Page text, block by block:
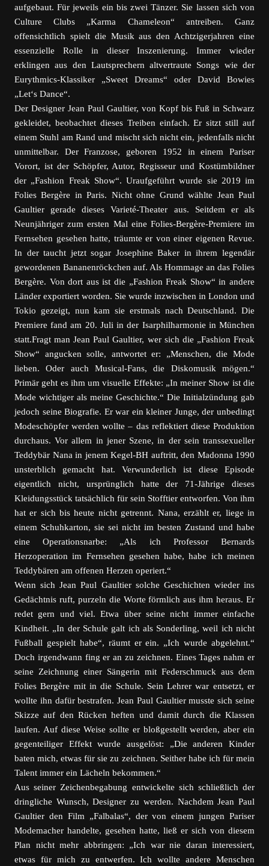
aufgebaut. Für jeweils ein bis zwei Tänzer. Sie lassen sich von
Culture Clubs „Karma Chameleon“ antreiben. Ganz
offensichtlich spielt die Musik aus den Achtzigerjahren eine
essenzielle Rolle in dieser Inszenierung. Immer wieder
erklingen aus den Lautsprechern altvertraute Songs wie der
Eurythmics-Klassiker „Sweet Dreams“ oder David Bowies
„Let‘s Dance“.
Der Designer Jean Paul Gaultier, von Kopf bis Fuß in Schwarz
gekleidet, beobachtet dieses Treiben einfach. Er sitzt still auf
einem Stuhl am Rand und mischt sich nicht ein, jedenfalls nicht
unmittelbar. Der Franzose, geboren 1952 in einem Pariser
Vorort, ist der Schöpfer, Autor, Regisseur und Kostümbildner
der „Fashion Freak Show“. Uraufgeführt wurde sie 2019 im
Folies Bergère in Paris. Nicht ohne Grund wählte Jean Paul
Gaultier gerade dieses Varieté-Theater aus. Seitdem er als
Neunjähriger zum ersten Mal eine Folies-Bergère-Premiere im
Fernsehen gesehen hatte, träumte er von einer eigenen Revue.
In der taucht jetzt sogar Josephine Baker in ihrem legendär
gewordenen Bananenröckchen auf. Als Hommage an das Folies
Bergère. Von dort aus ist die „Fashion Freak Show“ in andere
Länder exportiert worden. Sie wurde inzwischen in London und
Tokio gezeigt, nun kam sie erstmals nach Deutschland. Die
Premiere fand am 20. Juli in der Isarphilharmonie in München
statt.Fragt man Jean Paul Gaultier, wer sich die „Fashion Freak
Show“ angucken solle, antwortet er: „Menschen, die Mode
lieben. Oder auch Musical-Fans, die Diskomusik mögen.“
Primär geht es ihm um visuelle Effekte: „In meiner Show ist die
Mode wichtiger als meine Geschichte.“ Die Initialzündung gab
jedoch seine Biografie. Er war ein kleiner Junge, der unbedingt
Modeschöpfer werden wollte – das reflektiert diese Produktion
durchaus. Vor allem in jener Szene, in der sein transsexueller
Teddybär Nana in jenem Kegel-BH auftritt, den Madonna 1990
unsterblich gemacht hat. Verwunderlich ist diese Episode
eigentlich nicht, ursprünglich hatte der 71-Jährige dieses
Kleidungsstück tatsächlich für sein Stofftier entworfen. Von ihm
hat er sich bis heute nicht getrennt. Nana, erzählt er, liege in
einem Schuhkarton, sie sei nicht im besten Zustand und habe
eine Operationsnarbe: „Als ich Professor Bernards
Herzoperation im Fernsehen gesehen habe, habe ich meinen
Teddybären am offenen Herzen operiert.“
Wenn sich Jean Paul Gaultier solche Geschichten wieder ins
Gedächtnis ruft, purzeln die Worte förmlich aus ihm heraus. Er
redet gern und viel. Etwa über seine nicht immer einfache
Kindheit. „In der Schule galt ich als Sonderling, weil ich nicht
Fußball gespielt habe“, räumt er ein. „Ich wurde abgelehnt.“
Doch irgendwann fing er an zu zeichnen. Eines Tages nahm er
seine Zeichnung einer Sängerin mit Federschmuck aus dem
Folies Bergère mit in die Schule. Sein Lehrer war entsetzt, er
wollte ihn dafür bestrafen. Jean Paul Gaultier musste sich seine
Skizze auf den Rücken heften und damit durch die Klassen
laufen. Auf diese Weise sollte er bloßgestellt werden, aber ein
gegenteiliger Effekt wurde ausgelöst: „Die anderen Kinder
baten mich, etwas für sie zu zeichnen. Seither habe ich für mein
Talent immer ein Lächeln bekommen.“
Aus seiner Zeichenbegabung entwickelte sich schließlich der
dringliche Wunsch, Designer zu werden. Nachdem Jean Paul
Gaultier den Film „Falbalas“, der von einem jungen Pariser
Modemacher handelte, gesehen hatte, ließ er sich von diesem
Plan nicht mehr abbringen: „Ich war nie daran interessiert,
etwas für mich zu entwerfen. Ich wollte andere Menschen